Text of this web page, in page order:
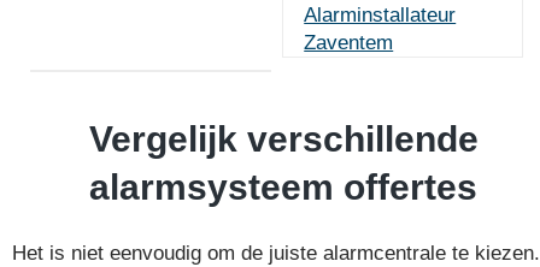
Alarminstallateur
Zaventem
Vergelijk verschillende
alarmsysteem offertes
Het is niet eenvoudig om de juiste alarmcentrale te kiezen.